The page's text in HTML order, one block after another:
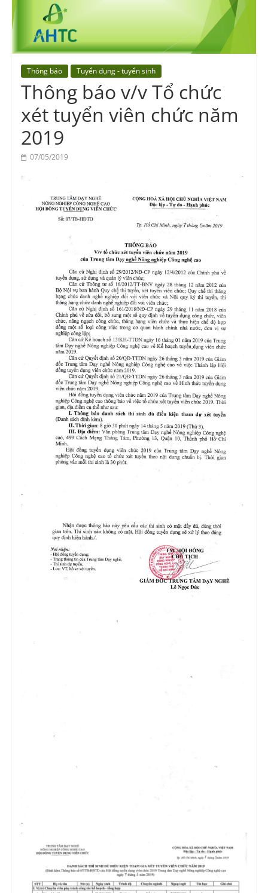
Education
Thông báo Tuyển dụng - tuyển sinh
Thông báo v/v Tổ chức
xét tuyển viên chức năm
2019
07/05/2019